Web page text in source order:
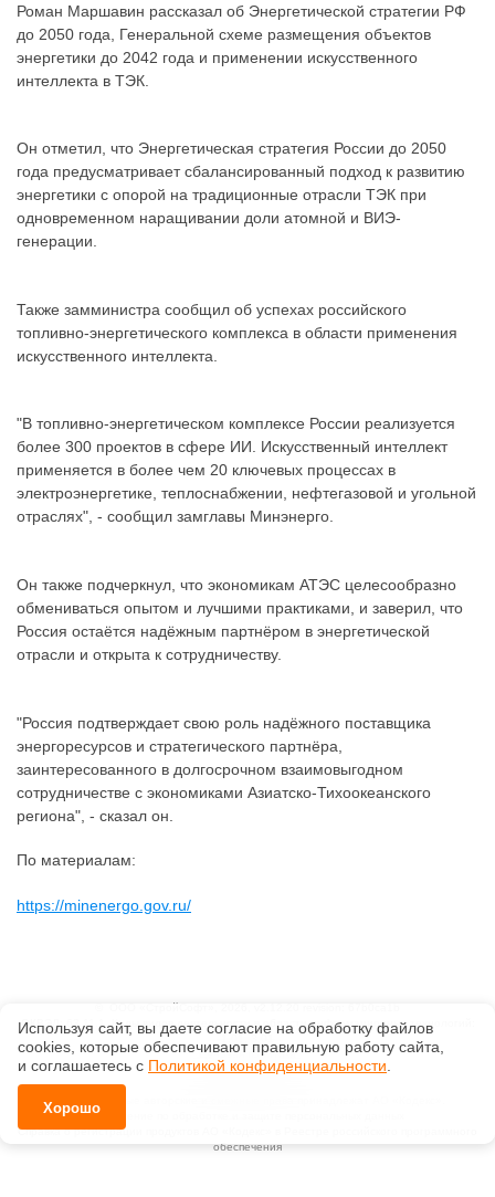
Роман Маршавин рассказал об Энергетической стратегии РФ
до 2050 года, Генеральной схеме размещения объектов
энергетики до 2042 года и применении искусственного
интеллекта в ТЭК.
Он отметил, что Энергетическая стратегия России до 2050
года предусматривает сбалансированный подход к развитию
энергетики с опорой на традиционные отрасли ТЭК при
одновременном наращивании доли атомной и ВИЭ-
генерации.
Также замминистра сообщил об успехах российского
топливно-энергетического комплекса в области применения
искусственного интеллекта.
"В топливно-энергетическом комплексе России реализуется
более 300 проектов в сфере ИИ. Искусственный интеллект
применяется в более чем 20 ключевых процессах в
электроэнергетике, теплоснабжении, нефтегазовой и угольной
отраслях", - сообщил замглавы Минэнерго.
Он также подчеркнул, что экономикам АТЭС целесообразно
обмениваться опытом и лучшими практиками, и заверил, что
Россия остаётся надёжным партнёром в энергетической
отрасли и открыта к сотрудничеству.
"Россия подтверждает свою роль надёжного поставщика
энергоресурсов и стратегического партнёра,
заинтересованного в долгосрочном взаимовыгодном
сотрудничестве с экономиками Азиатско-Тихоокеанского
региона", - сказал он.
По материалам:
https://minenergo.gov.ru/
ООО «СтройСофт»
ОКВЭД: 63.11.1, Коды видов деятельности в области информационных технологий:
Ценовая политика
Технологии
Исключительные авторские и смежные права принадлежат АО «Кодекс».
Положение по обработке и защите персональных данных
Справка о регистрации продуктов АО «Кодекс» в Реестре российского программного
обеспечения
Используя сайт, вы даете согласие на обработку файлов
сооkiеs, которые обеспечивают правильную работу сайта,
и соглашаетесь с Политикой конфиденциальности
Хорошо